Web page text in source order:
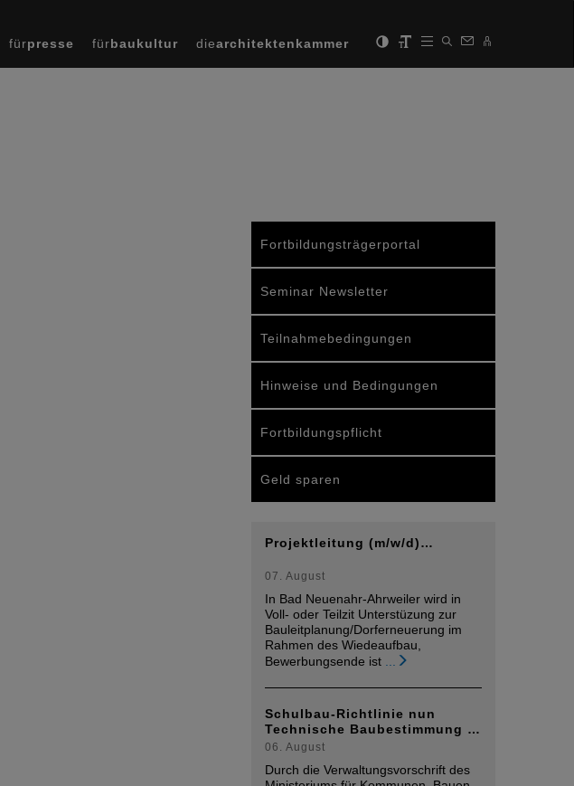
fürpresse fürbaukultur diearchitektenkammer
Fortbildungsträgerportal
Seminar Newsletter
Teilnahmebedingungen
Hinweise und Bedingungen
Fortbildungspflicht
Geld sparen
Projektleitung (m/w/d)…
07. August
In Bad Neuenahr-Ahrweiler wird in
Voll- oder Teilzit Unterstüzung zur
Bauleitplanung/Dorferneuerung im
Rahmen des Wiedeaufbau,
Bewerbungsende ist
Schulbau-Richtlinie nun
Technische Baubestimmung …
06. August
Durch die Verwaltungsvorschrift des